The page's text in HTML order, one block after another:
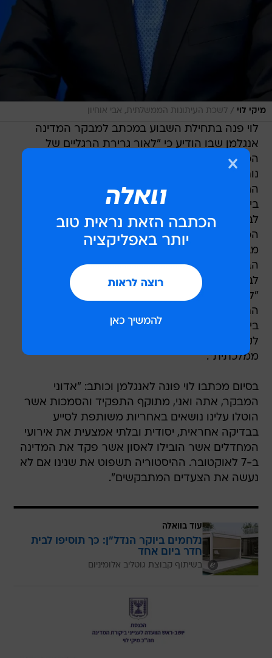
מיקי לוי / לשכת העיתונות הממשלתית, אבי אוחיון
לוי פנה בתחילת השבוע במכתב למבקר המדינה
אנגלמן שבו הודיע כי "לאור גרירת הרגליים של
הממשלה בנושא הקמת ועדת חקירה ממלכתית לא
נותר לי אלא לנסות להביא את עניין הקמת וועדת
החקירה הממלכתית לדיון והצבעה בוועדה לענייני
ביקורת המדינה". על מנת לקדם את ההליך, הוועדה
לביקורת המדינה זקוקה לדו"ח ביקורת מטעם
המבקר, אך מהמכתב עולה כי אנגלמן מתעלם
מבקשות חוזרות ונשנות של לוי לקבל דיווח על
הבדיקה שהחל בה במשרדו וכן את התוכניות
לבדיקות עתידיות.
"למרות שחלפו כבר 10 חודשים - עד עתה לא
התקבל דבר", הלוי כתב. "כפי שהנך יודע, ללא דוח
ביקורת לא תוכל הוועדה לענייני ביקורת המדינה
לקיים דיון והצבעה על הקמת ועדת חקירה
ממלכתית".
בסיום מכתבו לוי פונה לאנגלמן וכותב: "אדוני
המבקר, אתה ואני, מתוקף התפקיד והסמכות אשר
הוטלו עלינו נושאים באחריות משותפת לסייע
בבדיקה אחראית, יסודית ובלתי אמצעית את אירועי
המחדלים אשר הובילו לאסון אשר פקד את המדינה
ב-7 לאוקטובר. ההיסטוריה תשפוט את שנינו אם לא
נעשה את הצעדים המתבקשים".
עוד בוואלה
נלחמים ביוקר הנדל"ן: כך תוסיפו לבית
חדר ביום אחד
בשיתוף קבוצת גוטליב אלומיניום